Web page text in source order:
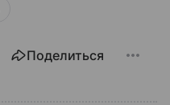
Поделиться